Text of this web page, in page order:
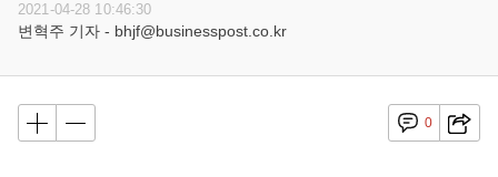
2021-04-28 10:46:30
변혁주 기자 - bhjf@businesspost.co.kr
0